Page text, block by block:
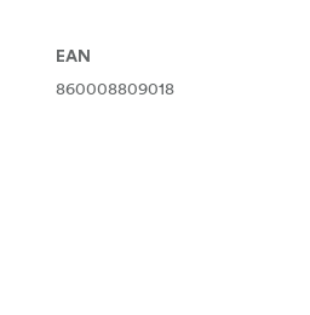
EAN
860008809018